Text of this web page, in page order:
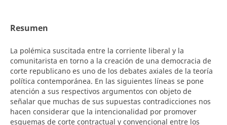
Resumen
La polémica suscitada entre la corriente liberal y la
comunitarista en torno a la creación de una democracia de
corte republicano es uno de los debates axiales de la teoría
política contemporánea. En las siguientes líneas se pone
atención a sus respectivos argumentos con objeto de
señalar que muchas de sus supuestas contradicciones nos
hacen considerar que la intencionalidad por promover
esquemas de corte contractual y convencional entre los